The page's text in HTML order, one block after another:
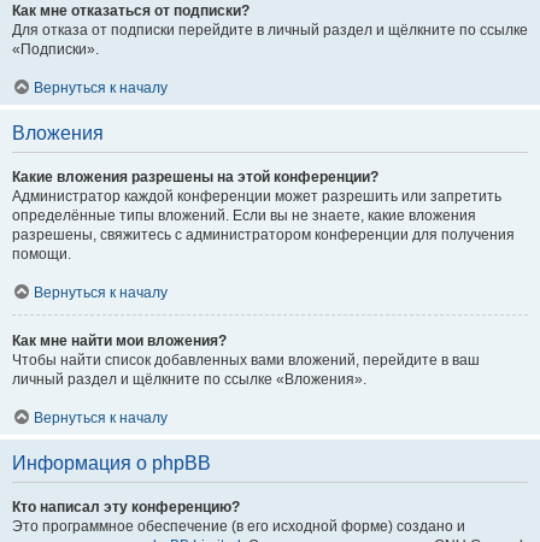
Как мне отказаться от подписки?
Для отказа от подписки перейдите в личный раздел и щёлкните по ссылке
«Подписки».
Вернуться к началу
Вложения
Какие вложения разрешены на этой конференции?
Администратор каждой конференции может разрешить или запретить
определённые типы вложений. Если вы не знаете, какие вложения
разрешены, свяжитесь с администратором конференции для получения
помощи.
Вернуться к началу
Как мне найти мои вложения?
Чтобы найти список добавленных вами вложений, перейдите в ваш
личный раздел и щёлкните по ссылке «Вложения».
Вернуться к началу
Информация о phpBB
Кто написал эту конференцию?
Это программное обеспечение (в его исходной форме) создано и